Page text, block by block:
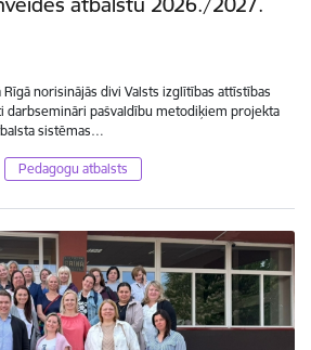
norisinājās divi Valsts izglītības attīstības
darbsemināri pašvaldību metodiķiem projekta
sistēmas…
Pedagogu atbalsts